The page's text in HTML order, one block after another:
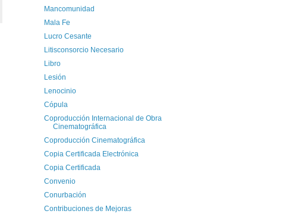
Mancomunidad
Mala Fe
Lucro Cesante
Litisconsorcio Necesario
Libro
Lesión
Lenocinio
Cópula
Coproducción Internacional de Obra
Cinematográfica
Coproducción Cinematográfica
Copia Certificada Electrónica
Copia Certificada
Convenio
Conurbación
Contribuciones de Mejoras